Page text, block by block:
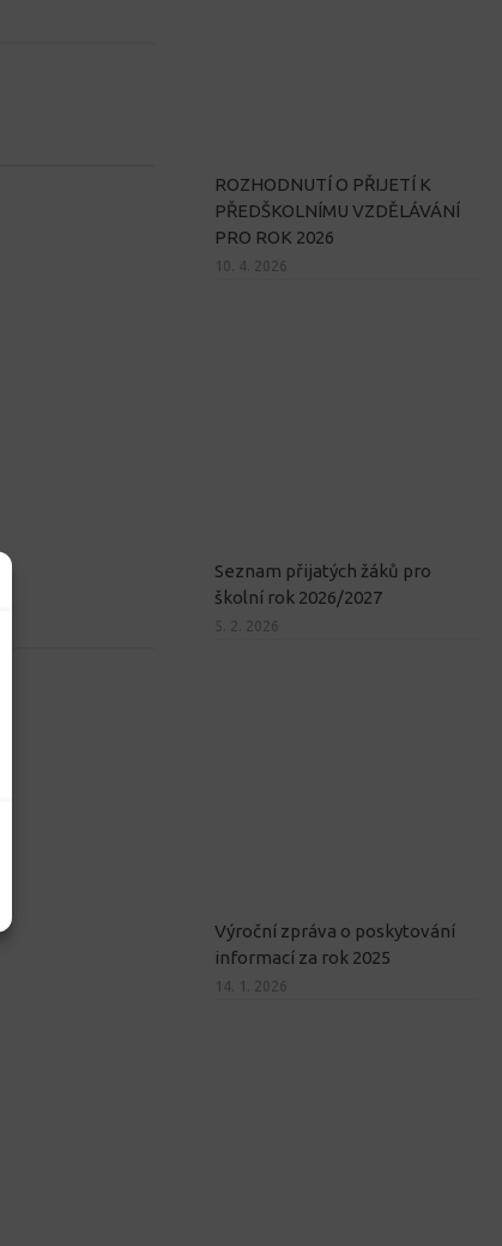
ROZHODNUTÍ O PŘIJETÍ K
PŘEDŠKOLNÍMU VZDĚLÁVÁNÍ
PRO ROK 2026
10. 4. 2026
Seznam přijatých žáků pro
školní rok 2026/2027
5. 2. 2026
Výroční zpráva o poskytování
informací za rok 2025
14. 1. 2026